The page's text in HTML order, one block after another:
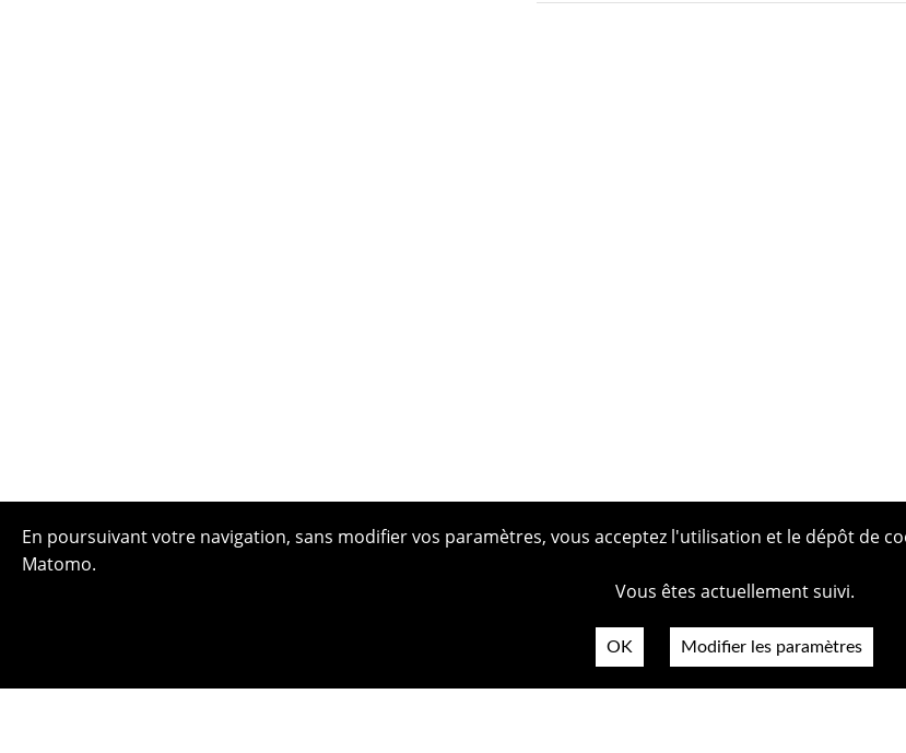
En poursuivant votre navigation, sans modifier vos paramètres, vous acceptez l'utilisation et le dépôt de
Matomo.
Vous êtes actuellement suivi.
OK Modifier les paramètres